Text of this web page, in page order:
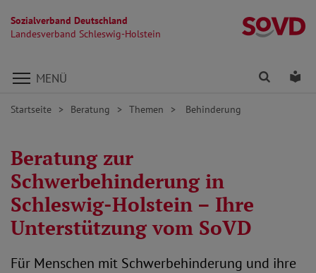
Sozialverband Deutschland
Landesverband Schleswig-Holstein
Direkt zu den Inhalten springen
MENÜ Finden
Startseite Beratung Themen Behinderung
Beratung zur
Schwerbehinderung in
Schleswig-Holstein – Ihre
Unterstützung vom SoVD
Für Menschen mit Schwerbehinderung und ihre